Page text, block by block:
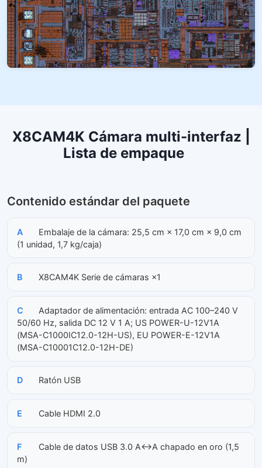
X8CAM4K Cámara multi-interfaz |
Lista de empaque
Contenido estándar del paquete
A
Embalaje de la cámara: 25,5 cm × 17,0 cm × 9,0 cm
(1 unidad, 1,7 kg/caja)
B X8CAM4K Serie de cámaras ×1
C
Adaptador de alimentación: entrada AC 100–240 V
50/60 Hz, salida DC 12 V 1 A; US POWER-U-12V1A
(MSA-C1000IC12.0-12H-US), EU POWER-E-12V1A
(MSA-C10001C12.0-12H-DE)
D Ratón USB
E Cable HDMI 2.0
F
Cable de datos USB 3.0 A↔A chapado en oro (1,5
m)